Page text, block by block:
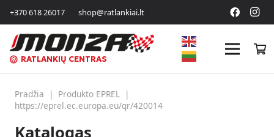
+370 618 26017 shop@ratlankiai.lt
RATLANKIŲ CENTRAS
Pradžia | Produkto EPREL |
https://eprel.ec.europa.eu/qr/420014
Katalogas